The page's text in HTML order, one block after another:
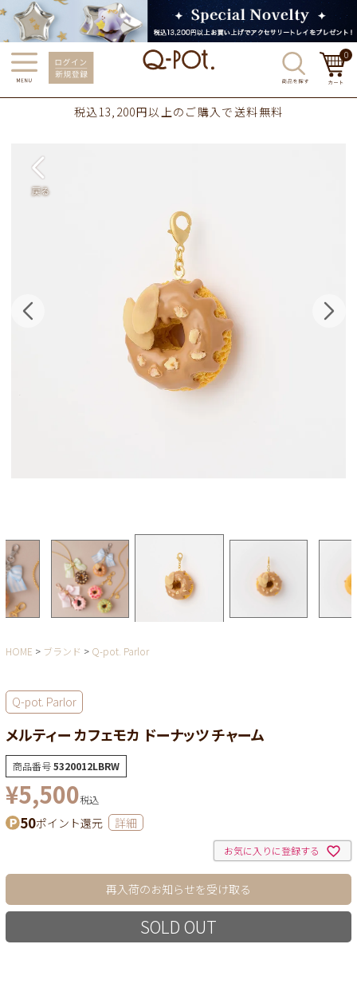
0
税込13,200円以上のご購入で送料無料
HOME ブランド Q-pot. Parlor
Q-pot. Parlor
メルティー カフェモカ ドーナッツ チャーム
商品番号5320012LBRW
¥5,500税込
50ポイント還元 詳細
お気に入りに登録する
再入荷のお知らせを受け取る
SOLD OUT